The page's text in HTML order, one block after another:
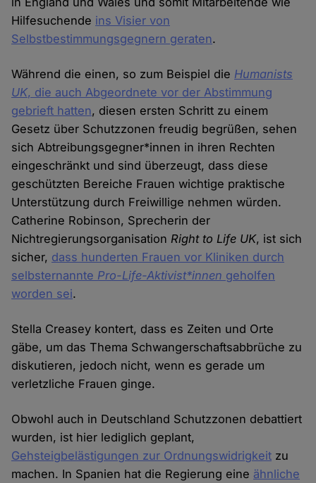
Hilfesuchende ins Visier von
Selbstbestimmungsgegnern geraten.
Während die einen, so zum Beispiel die Humanists
UK, die auch Abgeordnete vor der Abstimmung
gebrieft hatten, diesen ersten Schritt zu einem
Gesetz über Schutzzonen freudig begrüßen, sehen
sich Abtreibungsgegner*innen in ihren Rechten
eingeschränkt und sind überzeugt, dass diese
geschützten Bereiche Frauen wichtige praktische
Unterstützung durch Freiwillige nehmen würden.
Catherine Robinson, Sprecherin der
NichtregierungsorganisationRight to Life UK, ist sich
sicher, dass hunderten Frauen vor Kliniken durch
selbsternannte Pro-Life-Aktivist*innen geholfen
worden sei.
Stella Creasey kontert, dass es Zeiten und Orte
gäbe, um das Thema Schwangerschaftsabbrüche zu
diskutieren, jedoch nicht, wenn es gerade um
verletzliche Frauen ginge.
Obwohl auch in Deutschland Schutzzonen debattiert
wurden, ist hier lediglich geplant,
Gehsteigbelästigungen zur Ordnungswidrigkeit zu
machen. In Spanien hat die Regierung eine ähnliche